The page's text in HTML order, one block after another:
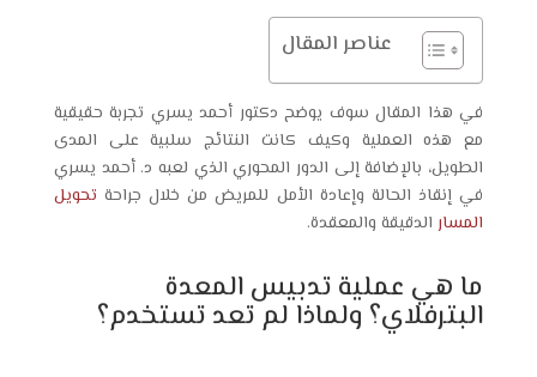
عناصر المقال
في هذا المقال سوف يوضح دكتور أحمد يسري تجربة حقيقية
مع هذه العملية وكيف كانت النتائج سلبية على المدى
الطويل، بالإضافة إلى الدور المحوري الذي لعبه د. أحمد يسري
في إنقاذ الحالة وإعادة الأمل للمريض من خلال جراحة تحويل
المسارالدقيقة والمعقدة.
ما هي عملية تدبيس المعدة
البترفلاي؟ ولماذا لم تعد تستخدم؟